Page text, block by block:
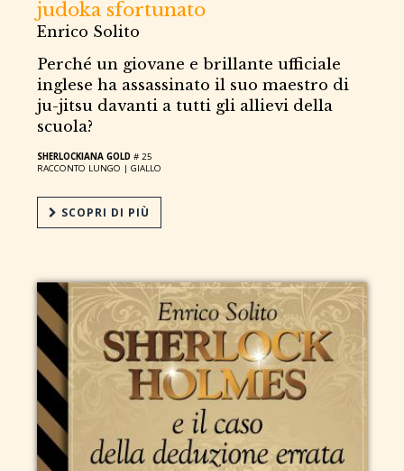
judoka sfortunato
Enrico Solito
Perché un giovane e brillante ufficiale
inglese ha assassinato il suo maestro di
ju-jitsu davanti a tutti gli allievi della
scuola?
SHERLOCKIANA GOLD # 25
RACCONTO LUNGO |GIALLO
SCOPRI DI PIÙ